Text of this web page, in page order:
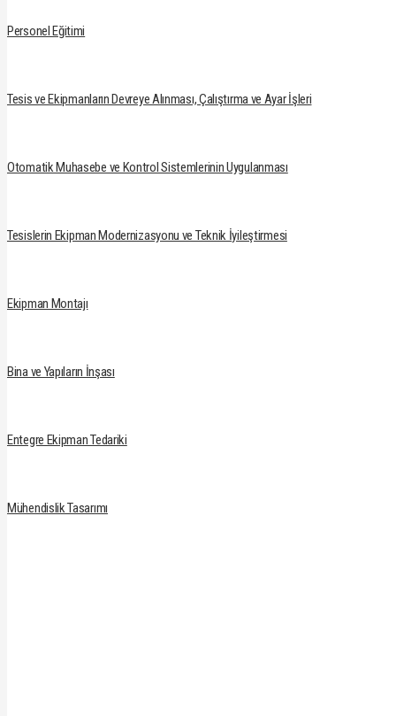
Personel Eğitimi
Tesis ve Ekipmanların Devreye Alınması, Çalıştırma ve Ayar İşleri
Otomatik Muhasebe ve Kontrol Sistemlerinin Uygulanması
Tesislerin Ekipman Modernizasyonu ve Teknik İyileştirmesi
Ekipman Montajı
Bina ve Yapıların İnşası
Entegre Ekipman Tedariki
Mühendislik Tasarımı